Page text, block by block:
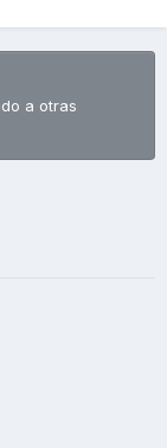
a otras